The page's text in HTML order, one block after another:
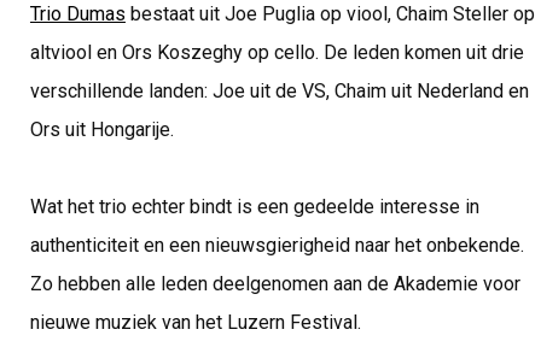
Trio Dumas bestaat uit Joe Puglia op viool, Chaim Steller op
altviool en Ors Koszeghy op cello. De leden komen uit drie
verschillende landen: Joe uit de VS, Chaim uit Nederland en
Ors uit Hongarije.
Wat het trio echter bindt is een gedeelde interesse in
authenticiteit en een nieuwsgierigheid naar het onbekende.
Zo hebben alle leden deelgenomen aan de Akademie voor
nieuwe muziek van het Luzern Festival.